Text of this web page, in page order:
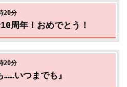
20分
周年！おめでとう！
20分
いつまでも』